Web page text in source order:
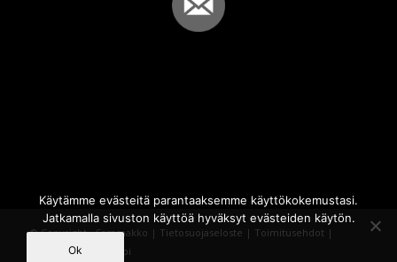
© Copyright - Sammakko | Tietosuojaseloste | Toimitusehdot |
Powered by
iQWebbi
Käytämme evästeitä parantaaksemme käyttökokemustasi.
Jatkamalla sivuston käyttöä hyväksyt evästeiden käytön.
Ok